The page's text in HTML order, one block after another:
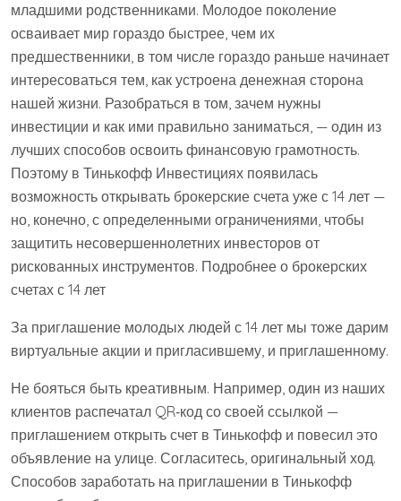
младшими родственниками. Молодое поколение
осваивает мир гораздо быстрее, чем их
предшественники, в том числе гораздо раньше начинает
интересоваться тем, как устроена денежная сторона
нашей жизни. Разобраться в том, зачем нужны
инвестиции и как ими правильно заниматься, — один из
лучших способов освоить финансовую грамотность.
Поэтому в Тинькофф Инвестициях появилась
возможность открывать брокерские счета уже с 14 лет —
но, конечно, с определенными ограничениями, чтобы
защитить несовершеннолетних инвесторов от
рискованных инструментов. Подробнее о брокерских
счетах с 14 лет
За приглашение молодых людей с 14 лет мы тоже дарим
виртуальные акции и пригласившему, и приглашенному.
Не бояться быть креативным. Например, один из наших
клиентов распечатал QR‑код со своей ссылкой —
приглашением открыть счет в Тинькофф и повесил это
объявление на улице. Согласитесь, оригинальный ход.
Способов заработать на приглашении в Тинькофф